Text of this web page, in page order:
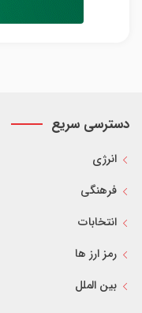
دسترسی سریع
انرژی
فرهنگی
انتخابات
رمز ارز ها
بین الملل